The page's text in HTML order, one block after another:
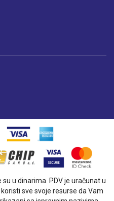
u dinarima. PDV je uračunat u
sve svoje resurse da Vam